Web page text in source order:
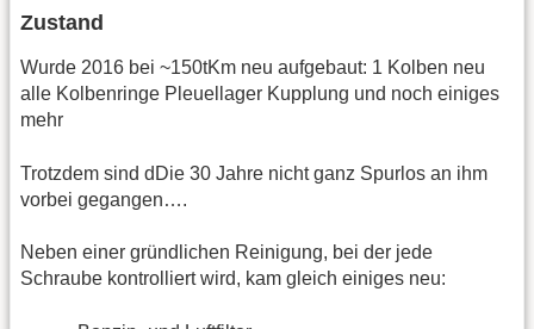
Zustand
Wurde 2016 bei ~150tKm neu aufgebaut: 1 Kolben neu
alle Kolbenringe Pleuellager Kupplung und noch einiges
mehr
Trotzdem sind dDie 30 Jahre nicht ganz Spurlos an ihm
vorbei gegangen….
Neben einer gründlichen Reinigung, bei der jede
Schraube kontrolliert wird, kam gleich einiges neu: